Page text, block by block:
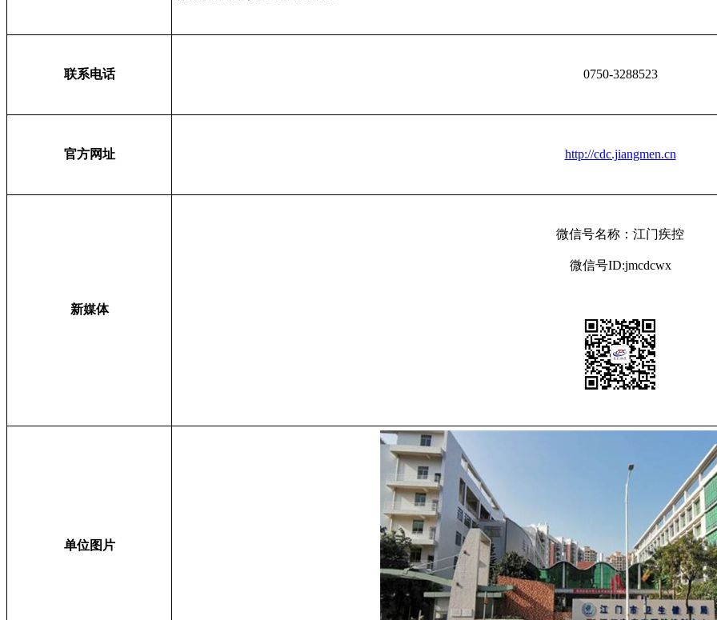
联系电话 0750-3288523
官方网址 http://cdc.jiangmen.cn
新媒体
微信号名称：江门疾控
微信号ID:jmcdcwx
单位图片